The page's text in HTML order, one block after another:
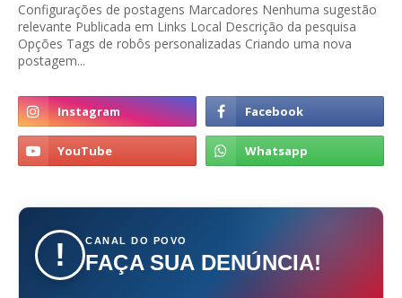
Configurações de postagens Marcadores Nenhuma sugestão
relevante Publicada em Links Local Descrição da pesquisa
Opções Tags de robôs personalizadas Criando uma nova
postagem...
! CANAL DO POVO
FAÇA SUA DENÚNCIA!